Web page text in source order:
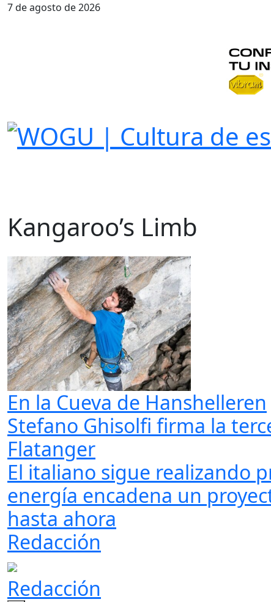
7 de agosto de 2026
Kangaroo’s Limb
En la Cueva de Hanshelleren
Stefano Ghisolfi firma la
Flatanger
El italiano sigue realizando
energía encadena un
hasta ahora
Redacción
Redacción